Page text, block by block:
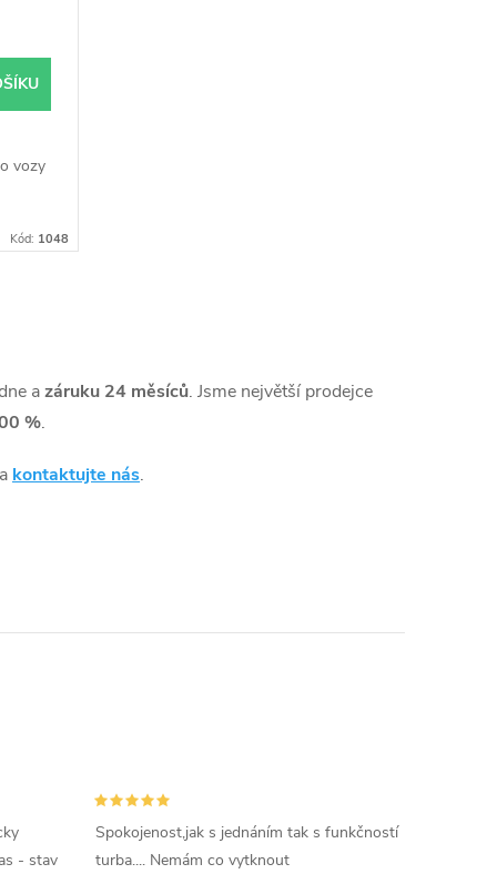
vozy
Kód: 1048
azáruku 24 měsíců. Jsme největší prodejce
%.
kontaktujte nás.
- stav
Spokojenost,jak s jednáním tak s funkčností
turba.... Nemám co vytknout